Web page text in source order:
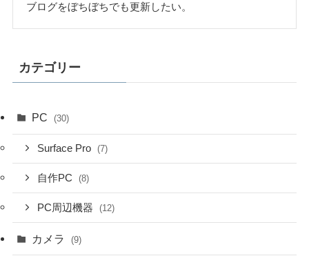
ブログをぼちぼちでも更新したい。
カテゴリー
PC (30)
Surface Pro (7)
自作PC (8)
PC周辺機器 (12)
カメラ (9)